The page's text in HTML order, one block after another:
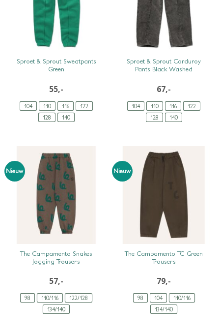
SNEL BEKIJKEN
104 110 116
122
128
140
Sproet & Sprout Sweatpants
Green
55,-
SNEL BEKIJKEN
104 110 116
122
128
140
Sproet & Sprout Corduroy
Pants Black Washed
67,-
Nieuw
98 110/116
122/128
134/140
The Campamento Snakes
Jogging Trousers
57,-
Nieuw
98 104
110/116
134/140
The Campamento TC Green
Trousers
79,-